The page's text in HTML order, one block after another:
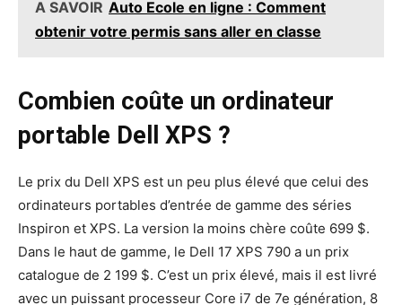
A SAVOIR Auto Ecole en ligne : Comment
obtenir votre permis sans aller en classe
Combien coûte un ordinateur
portable Dell XPS ?
Le prix du Dell XPS est un peu plus élevé que celui des
ordinateurs portables d’entrée de gamme des séries
Inspiron et XPS. La version la moins chère coûte 699 $.
Dans le haut de gamme, le Dell 17 XPS 790 a un prix
catalogue de 2 199 $. C’est un prix élevé, mais il est livré
avec un puissant processeur Core i7 de 7e génération, 8